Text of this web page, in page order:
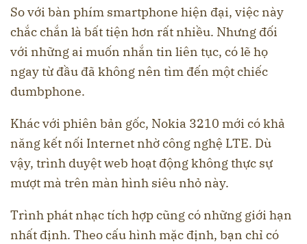
So với bàn phím smartphone hiện đại, việc này
chắc chắn là bất tiện hơn rất nhiều. Nhưng đối
với những ai muốn nhắn tin liên tục, có lẽ họ
ngay từ đầu đã không nên tìm đến một chiếc
dumbphone.
Khác với phiên bản gốc, Nokia 3210 mới có khả
năng kết nối Internet nhờ công nghệ LTE. Dù
vậy, trình duyệt web hoạt động không thực sự
mượt mà trên màn hình siêu nhỏ này.
Trình phát nhạc tích hợp cũng có những giới hạn
nhất định. Theo cấu hình mặc định, bạn chỉ có